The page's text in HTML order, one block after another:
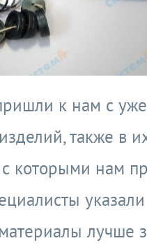
к нам с
также в
которыми нам
лучше